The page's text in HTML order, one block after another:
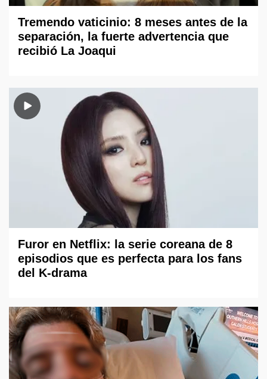
Tremendo vaticinio: 8 meses antes de la
separación, la fuerte advertencia que
recibió La Joaqui
Furor en Netflix: la serie coreana de 8
episodios que es perfecta para los fans
del K-drama